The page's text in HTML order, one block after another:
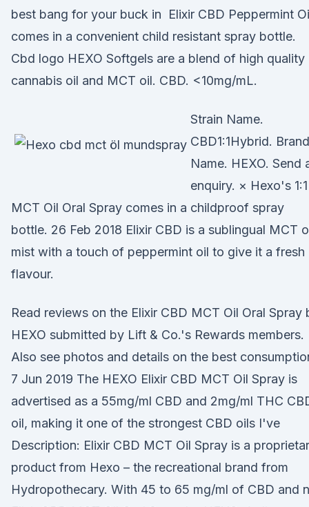
best bang for your buck in Elixir CBD Peppermint
comes in a convenient child resistant spray bottle.
Cbd logo HEXO Softgels are a blend of high quality
cannabis oil and MCT oil. CBD. <10mg/mL.
Strain Name.
CBD1:1Hybrid. Brand
Name. HEXO. Send
enquiry. × Hexo's 1:1
MCT Oil Oral Spray comes in a childproof spray
bottle. 26 Feb 2018 Elixir CBD is a sublingual MCT
mist with a touch of peppermint oil to give it a fresh
flavour.
Read reviews on the Elixir CBD MCT Oil Oral Spray
HEXO submitted by Lift & Co.'s Rewards members.
Also see photos and details on the best
7 Jun 2019 The HEXO Elixir CBD MCT Oil Spray is
advertised as a 55mg/ml CBD and 2mg/ml THC
oil, making it one of the strongest CBD oils I've
Description: Elixir CBD MCT Oil Spray is a
product from Hexo – the recreational brand from
Hydropothecary. With 45 to 65 mg/ml of CBD and